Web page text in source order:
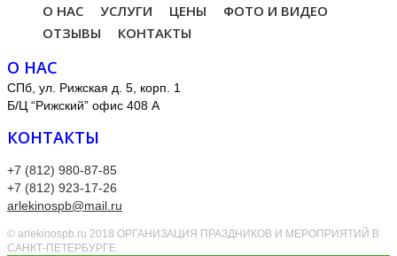
О НАС УСЛУГИ ЦЕНЫ
ФОТО И ВИДЕО
ОТЗЫВЫ
КОНТАКТЫ
О НАС
СПб, ул. Рижская д. 5, корп. 1
Б/Ц “Рижский” офис 408 А
КОНТАКТЫ
+7 (812) 980-87-85
+7 (812) 923-17-26
arlekinospb@mail.ru
© arlekinospb.ru 2018 ОРГАНИЗАЦИЯ ПРАЗДНИКОВ И МЕРОПРИЯТИЙ В
САНКТ-ПЕТЕРБУРГЕ.